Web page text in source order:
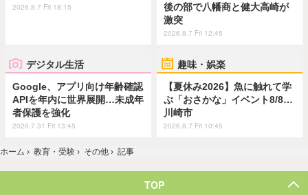
2026.8.7 Fri 18:15
後の部で八幡商と健大高崎が
激突
2026.8.7 Fri 12:45
デジタル生活
Google、アプリ向け年齢確認
APIを年内に世界展開…未成年
者保護を強化
2026.7.31 Fri 13:45
趣味・娯楽
【夏休み2026】魚に触れて学
ぶ「おさかな」イベント8/8…
川崎市
2026.8.7 Fri 10:45
ホーム › 教育・受験 › その他 › 記事
TOP